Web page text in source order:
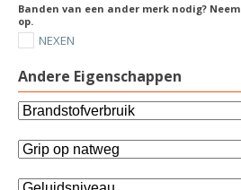
Banden van een ander merk nodig? Neem
op.
NEXEN
Andere Eigenschappen